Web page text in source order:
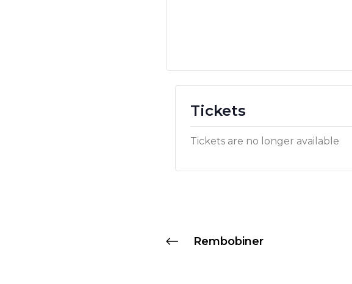
Tickets
Tickets are no longer available
Rembobiner